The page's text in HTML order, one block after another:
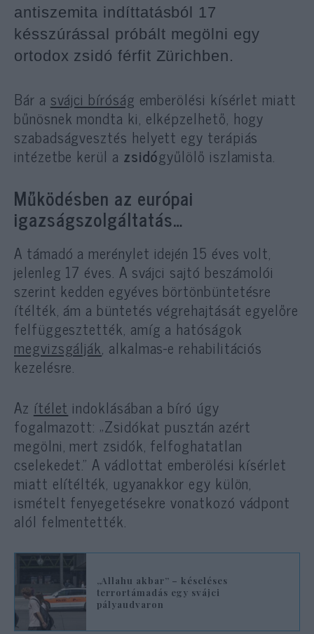
antiszemita indíttatásból 17
késszúrással próbált megölni egy
ortodox zsidó férfit Zürichben.
Bár a svájci bíróság emberölési kísérlet miatt
bűnösnek mondta ki, elképzelhető, hogy
szabadságvesztés helyett egy terápiás
intézetbe kerül a zsidógyűlölő iszlamista.
Működésben az európai
igazságszolgáltatás…
A támadó a merénylet idején 15 éves volt,
jelenleg 17 éves. A svájci sajtó beszámolói
szerint kedden egyéves börtönbüntetésre
ítélték, ám a büntetés végrehajtását egyelőre
felfüggesztették, amíg a hatóságok
megvizsgálják, alkalmas-e rehabilitációs
kezelésre.
Az ítélet indoklásában a bíró úgy
fogalmazott: „Zsidókat pusztán azért
megölni, mert zsidók, felfoghatatlan
cselekedet.” A vádlottat emberölési kísérlet
miatt elítélték, ugyanakkor egy külön,
ismételt fenyegetésekre vonatkozó vádpont
alól felmentették.
„Allahu akbar” – késeléses
terrortámadás egy svájci
pályaudvaron